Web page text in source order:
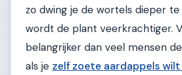
zo dwing je de wortels dieper
wordt de plant veerkrachtiger.
belangrijker dan veel mensen
als je zelf zoete aardappels wilt